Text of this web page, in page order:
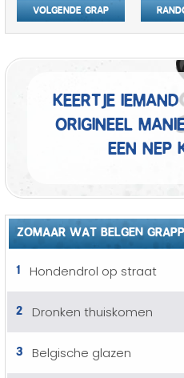
Volgende grap
Keertje
origineel
een
ZOMAAR WAT BELGEN
1
Hondendrol op straat
2 Dronken thuiskomen
3 Belgische glazen